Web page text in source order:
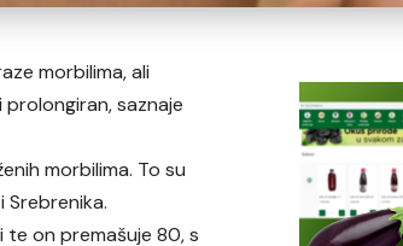
morbilima, ali
saznaje
morbilima. To su
Srebrenika.
te on premašuje 80, s